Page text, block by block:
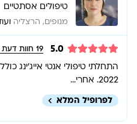
טיפולים אסתטיים
מנופים, הרצליה ועוד 2
5.0
19 חוות דעת
2022. אחרי...
לפרופיל המלא